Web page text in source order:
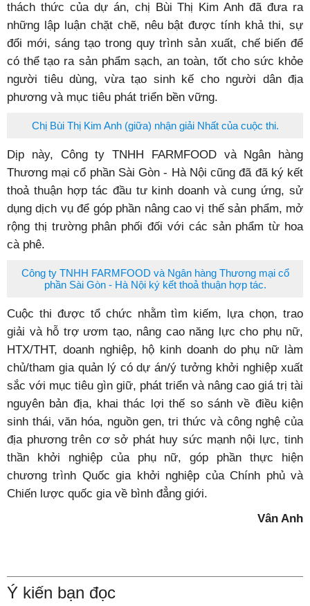
thách thức của dự án, chị Bùi Thị Kim Anh đã đưa ra
những lập luận chặt chẽ, nêu bật được tính khả thi, sự
đổi mới, sáng tạo trong quy trình sản xuất, chế biến để
có thể tạo ra sản phẩm sạch, an toàn, tốt cho sức khỏe
người tiêu dùng, vừa tạo sinh kế cho người dân địa
phương và mục tiêu phát triển bền vững.
Chị Bùi Thị Kim Anh (giữa) nhận giải Nhất của cuộc thi.
Dịp này, Công ty TNHH FARMFOOD và Ngân hàng
Thương mại cổ phần Sài Gòn - Hà Nội cũng đã đã ký kết
thoả thuận hợp tác đầu tư kinh doanh và cung ứng, sử
dụng dịch vụ để góp phần nâng cao vị thế sản phẩm, mở
rộng thị trường phân phối đối với các sản phẩm từ hoa
cà phê.
Công ty TNHH FARMFOOD và Ngân hàng Thương mại cổ
phần Sài Gòn - Hà Nội ký kết thoả thuận hợp tác.
Cuộc thi được tổ chức nhằm tìm kiếm, lựa chọn, trao
giải và hỗ trợ ươm tạo, nâng cao năng lực cho phụ nữ,
HTX/THT, doanh nghiệp, hộ kinh doanh do phụ nữ làm
chủ/tham gia quản lý có dự án/ý tưởng khởi nghiệp xuất
sắc với mục tiêu gìn giữ, phát triển và nâng cao giá trị tài
nguyên bản địa, khai thác lợi thế so sánh về điều kiện
sinh thái, văn hóa, nguồn gen, tri thức và công nghệ của
địa phương trên cơ sở phát huy sức mạnh nội lực, tinh
thần khởi nghiệp của phụ nữ, góp phần thực hiện
chương trình Quốc gia khởi nghiệp của Chính phủ và
Chiến lược quốc gia về bình đẳng giới.
Vân Anh
Ý kiến bạn đọc